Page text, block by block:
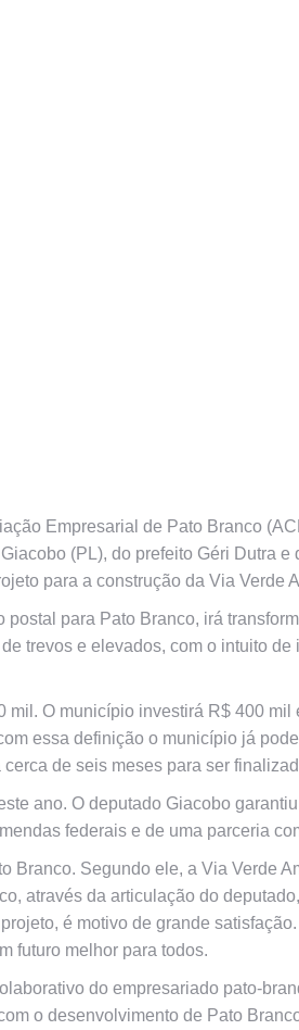
Empresarial de Pato Branco
(PL), do prefeito Géri Dutra e
para a construção da Via Verde
para Pato Branco, irá
trevos e elevados, com o intuito de
O município investirá R$ 400 mil
essa definição o município já
de seis meses para ser
ano. O deputado Giacobo
federais e de uma parceria
Branco. Segundo ele, a Via Verde
através da articulação do
é motivo de grande
futuro melhor para todos.
do empresariado pato-
o desenvolvimento de Pato